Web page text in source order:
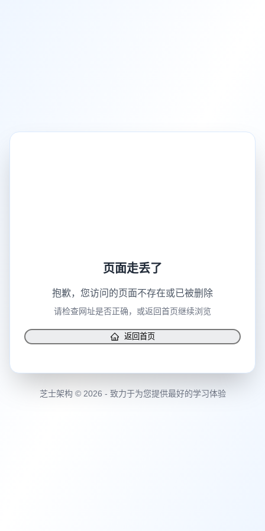
页面走丢了
抱歉，您访问的页面不存在或已被删除
请检查网址是否正确，或返回首页继续浏览
返回首页
芝士架构 © 2026 - 致力于为您提供最好的学习体验